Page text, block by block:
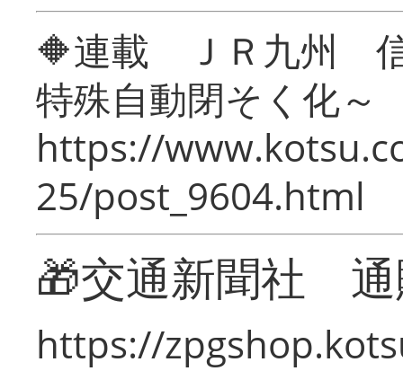
🔶連載 ＪＲ九州 信
特殊自動閉そく化～
https://
25/post_9604.html
🎁交通新聞社
https://